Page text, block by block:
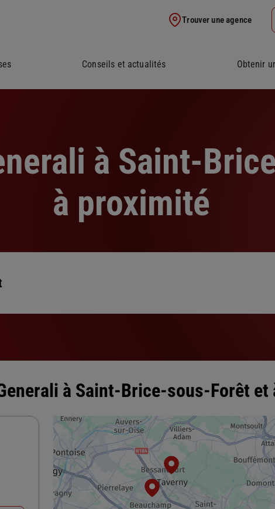
Trouver une agence
Conseils et actualités Obtenir
à Saint-
à proximité
à Saint-Brice-sous-Forêt et